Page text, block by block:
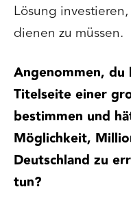
Lösung
dienen zu müssen.
Angenommen,
Titelseite einer
bestimmen und
Möglichkeit,
Deutschland zu
tun?